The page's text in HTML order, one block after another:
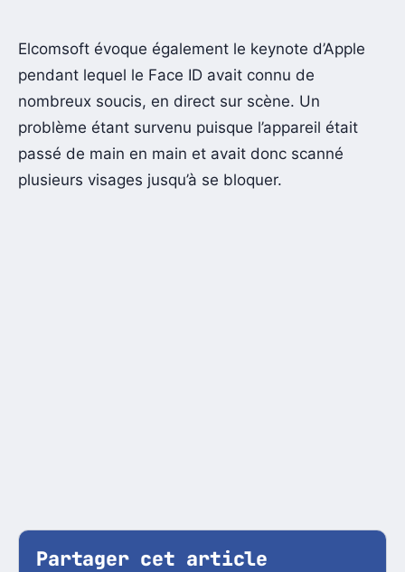
Elcomsoft évoque également le keynote d’Apple
pendant lequel le Face ID avait connu de
nombreux soucis, en direct sur scène. Un
problème étant survenu puisque l’appareil était
passé de main en main et avait donc scanné
plusieurs visages jusqu’à se bloquer.
Partager cet article